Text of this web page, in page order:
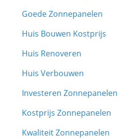
Goede Zonnepanelen
Huis Bouwen Kostprijs
Huis Renoveren
Huis Verbouwen
Investeren Zonnepanelen
Kostprijs Zonnepanelen
Kwaliteit Zonnepanelen